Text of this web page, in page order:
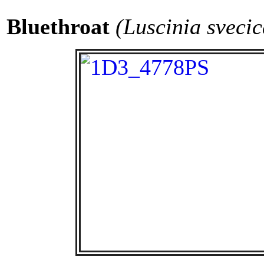
Bluethroat (Luscinia